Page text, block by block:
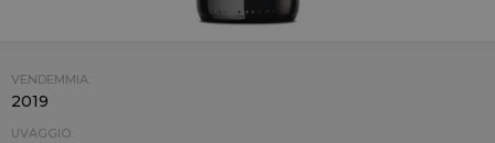
VENDEMMIA:
2019
UVAGGIO: